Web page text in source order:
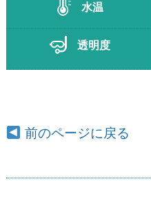
水温
透明度
前のページに戻る